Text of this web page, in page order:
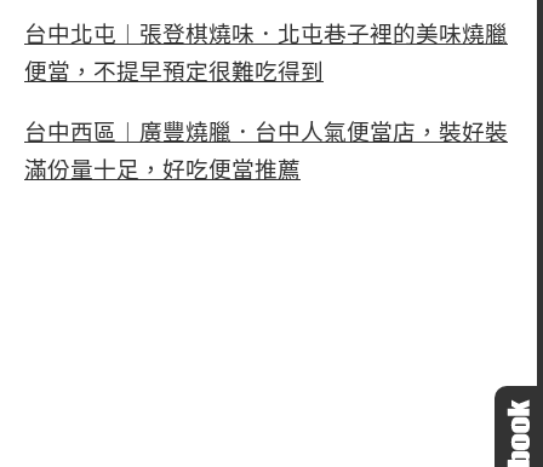
台中北屯︱張登棋燒味．北屯巷子裡的美味燒臘
便當，不提早預定很難吃得到
台中西區︱廣豐燒臘．台中人氣便當店，裝好裝
滿份量十足，好吃便當推薦